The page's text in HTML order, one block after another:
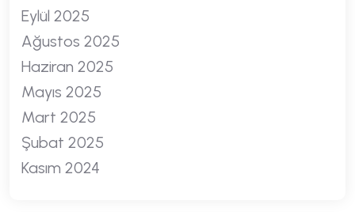
Eylül 2025
Ağustos 2025
Haziran 2025
Mayıs 2025
Mart 2025
Şubat 2025
Kasım 2024